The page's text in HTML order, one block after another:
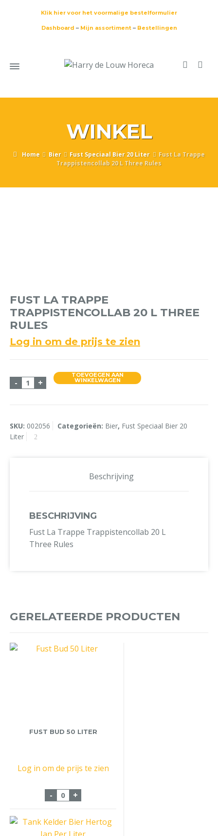
Klik hier voor het voormalige bestelformulier
Dashboard – Mijn assortiment– Bestellingen
WINKEL
Home Bier Fust Speciaal Bier 20 Liter
Fust La Trappe
Trappistencollab 20 L Three Rules
FUST LA TRAPPE
TRAPPISTENCOLLAB 20 L THREE
RULES
Log in om de prijs te zien
- Fust La Trappe Trappistencollab 20 L Three Rules
+
TOEVOEGEN AAN
WINKELWAGEN
SKU: 002056 Categorieën: Bier, Fust Speciaal Bier 20
Liter
Beschrijving
BESCHRIJVING
Fust La Trappe Trappistencollab 20 L
Three Rules
GERELATEERDE PRODUCTEN
FUST BUD 50 LITER
Log in om de prijs te zien
- Fust Bud 50 Liter aantal
+